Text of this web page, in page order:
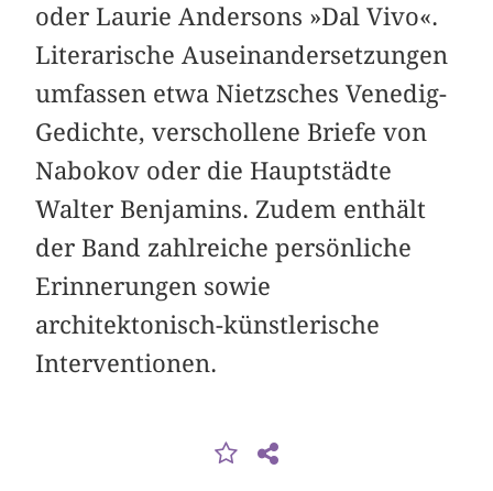
oder Laurie Andersons »Dal Vivo«.
Literarische Auseinandersetzungen
umfassen etwa Nietzsches Venedig-
Gedichte, verschollene Briefe von
Nabokov oder die Hauptstädte
Walter Benjamins. Zudem enthält
der Band zahlreiche persönliche
Erinnerungen sowie
architektonisch-künstlerische
Interventionen.